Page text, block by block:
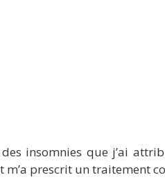
insomnies que j’ai
prescrit un traitement